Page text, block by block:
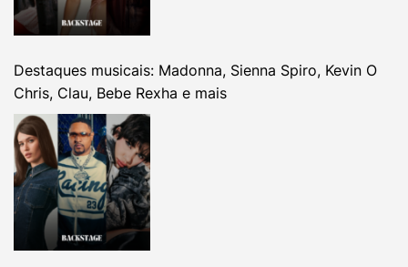
Destaques musicais: Madonna, Sienna Spiro, Kevin O
Chris, Clau, Bebe Rexha e mais